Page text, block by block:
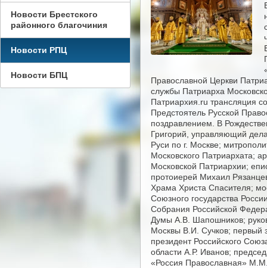
Новости Брестского
районного благочиния
Новости РПЦ
Новости БПЦ
Православной Церкви
службы Патриарха
Патриархия.ru трансляция
Предстоятель Русской
поздравлением. В
Григорий, управляющий
Руси по г. Москве;
Московского Патриархата;
Московской Патриархии;
протоиерей Михаил
Храма Христа Спасителя;
Союзного государства
Собрания Российской
Думы А.В. Шапошников;
Москвы В.И. Сучков; первый
президент Российского
области А.Р. Иванов;
«Россия Православная» М.М.